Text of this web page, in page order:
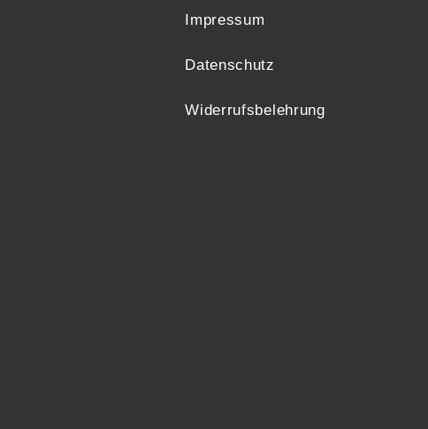
Impressum
Datenschutz
Widerrufsbelehrung